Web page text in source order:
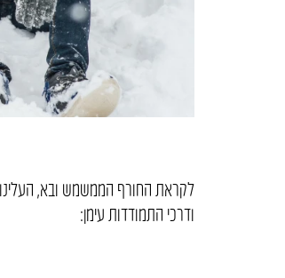
לקראת החורף הממשמש ובא, העלינו
ודרכי התמודדות עימן: